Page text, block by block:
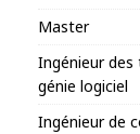
Master
Ingénieur
génie logiciel
Ingénieur de